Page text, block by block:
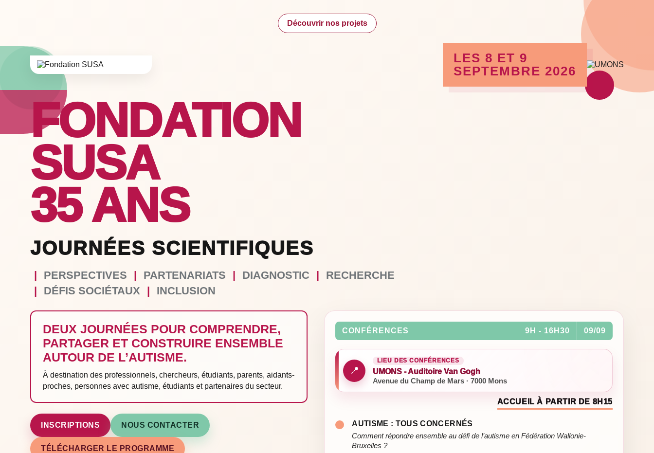
Découvrir nos projets
LES 8 ET 9
SEPTEMBRE 2026
FONDATION
SUSA
35 ANS
JOURNÉES SCIENTIFIQUES
| PERSPECTIVES | PARTENARIATS | DIAGNOSTIC |
RECHERCHE
|
DÉFIS SOCIÉTAUX | INCLUSION
DEUX JOURNÉES POUR COMPRENDRE,
PARTAGER ET CONSTRUIRE ENSEMBLE
AUTOUR DE L’AUTISME.
À destination des professionnels, chercheurs, étudiants, parents, aidants-
proches, personnes avec autisme, étudiants et partenaires du secteur.
INSCRIPTIONS NOUS CONTACTER
TÉLÉCHARGER LE PROGRAMME
CONFÉRENCES 9H - 16H30 09/09
📍
LIEU DES CONFÉRENCES
UMONS - Auditoire Van Gogh
Avenue du Champ de Mars · 7000 Mons
ACCUEIL À PARTIR DE 8H15
AUTISME : TOUS CONCERNÉS
Comment répondre ensemble au défi de l’autisme en Fédération Wallonie-
Bruxelles ?